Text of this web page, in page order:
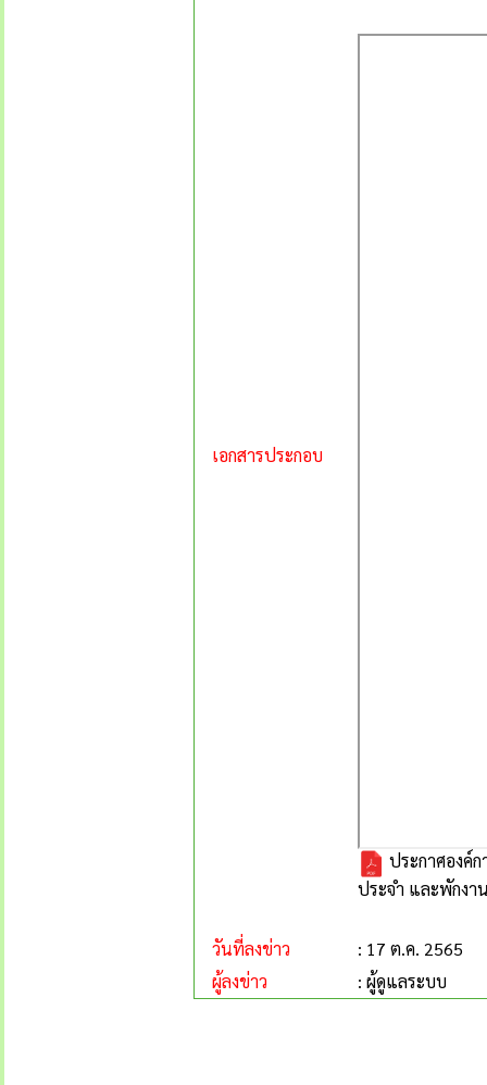
เอกสารประกอบ
ประกาศองค์
ประจำ และพักงา
วันที่ลงข่าว
: 17 ต.ค. 2565
ผู้ลงข่าว
: ผู้ดูแลระบบ